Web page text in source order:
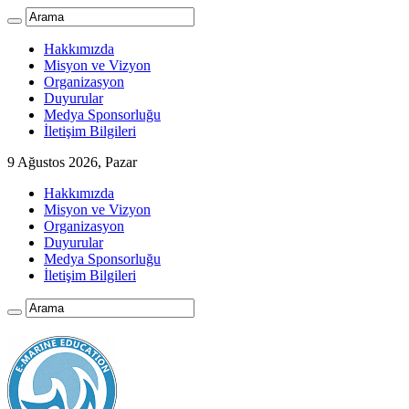
Hakkımızda
Misyon ve Vizyon
Organizasyon
Duyurular
Medya Sponsorluğu
İletişim Bilgileri
9 Ağustos 2026, Pazar
Hakkımızda
Misyon ve Vizyon
Organizasyon
Duyurular
Medya Sponsorluğu
İletişim Bilgileri